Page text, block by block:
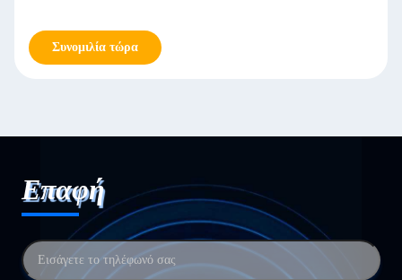
Συνομιλία τώρα
Επαφή